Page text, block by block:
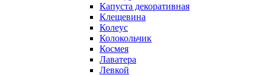
Капуста декоративная
Клещевина
Колеус
Колокольчик
Космея
Лаватера
Левкой